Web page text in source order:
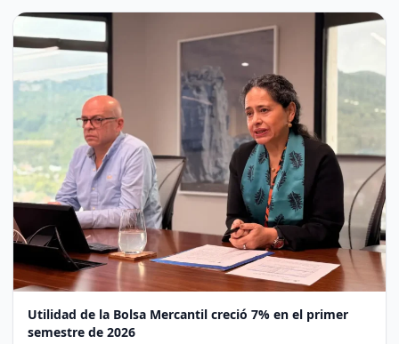
Utilidad de la Bolsa Mercantil creció 7% en el primer
semestre de 2026